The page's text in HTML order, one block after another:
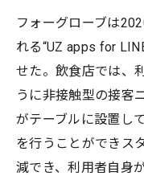
フォーグローブは
れる“UZ apps for
せた。飲食店では、
うに非接触型の接客
がテーブルに設置し
を行うことができス
減でき、利用者自身